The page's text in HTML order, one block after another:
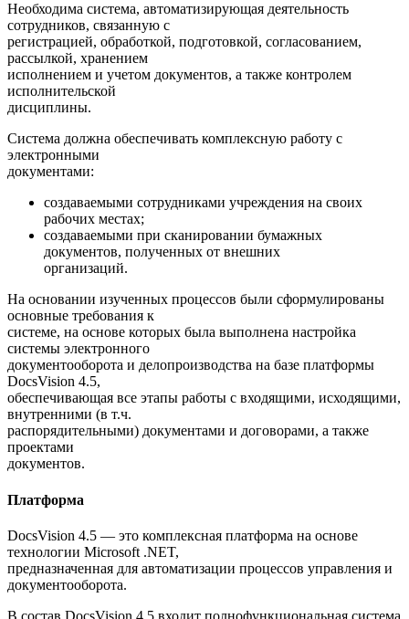
Необходима система, автоматизирующая деятельность
сотрудников, связанную с
регистрацией, обработкой, подготовкой, согласованием,
рассылкой, хранением
исполнением и учетом документов, а также контролем
исполнительской
дисциплины.
Система должна обеспечивать комплексную работу с
электронными
документами:
создаваемыми сотрудниками учреждения на своих
рабочих местах;
создаваемыми при сканировании бумажных
документов, полученных от внешних
организаций.
На основании изученных процессов были сформулированы
основные требования к
системе, на основе которых была выполнена настройка
системы электронного
документооборота и делопроизводства на базе платформы
DocsVision 4.5,
обеспечивающая все этапы работы с входящими, исходящими,
внутренними (в т.ч.
распорядительными) документами и договорами, а также
проектами
документов.
Платформа
DocsVision 4.5 — это комплексная платформа на основе
технологии Microsoft .NET,
предназначенная для автоматизации процессов управления и
документооборота.
В состав DocsVision 4.5 входит полнофункциональная система